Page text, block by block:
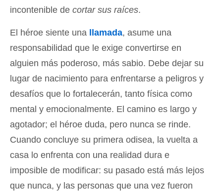
incontenible de cortar sus raíces.
El héroe siente una llamada, asume una
responsabilidad que le exige convertirse en
alguien más poderoso, más sabio. Debe dejar su
lugar de nacimiento para enfrentarse a peligros y
desafíos que lo fortalecerán, tanto física como
mental y emocionalmente. El camino es largo y
agotador; el héroe duda, pero nunca se rinde.
Cuando concluye su primera odisea, la vuelta a
casa lo enfrenta con una realidad dura e
imposible de modificar: su pasado está más lejos
que nunca, y las personas que una vez fueron